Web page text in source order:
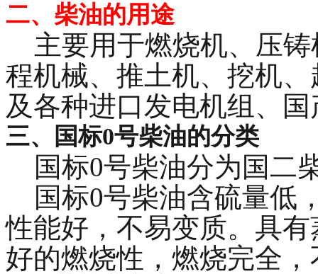
二、柴油的用途
主要用于燃烧机、压铸
程机械、推土机、挖机
及各种进口发电机组、
三、国标0号柴油的分类
国标0号柴油分为国二
国标0号柴油含硫量低
性能好，不易变质。具
好的燃烧性，燃烧完全